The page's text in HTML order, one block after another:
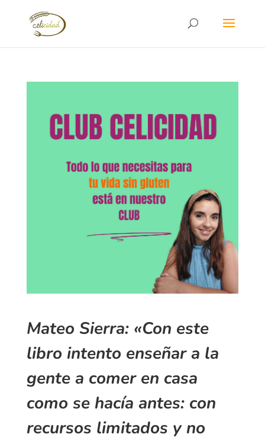
Mateo Sierra: «Con este
libro intento enseñar a la
gente a comer en casa
como se hacía antes: con
recursos limitados y no